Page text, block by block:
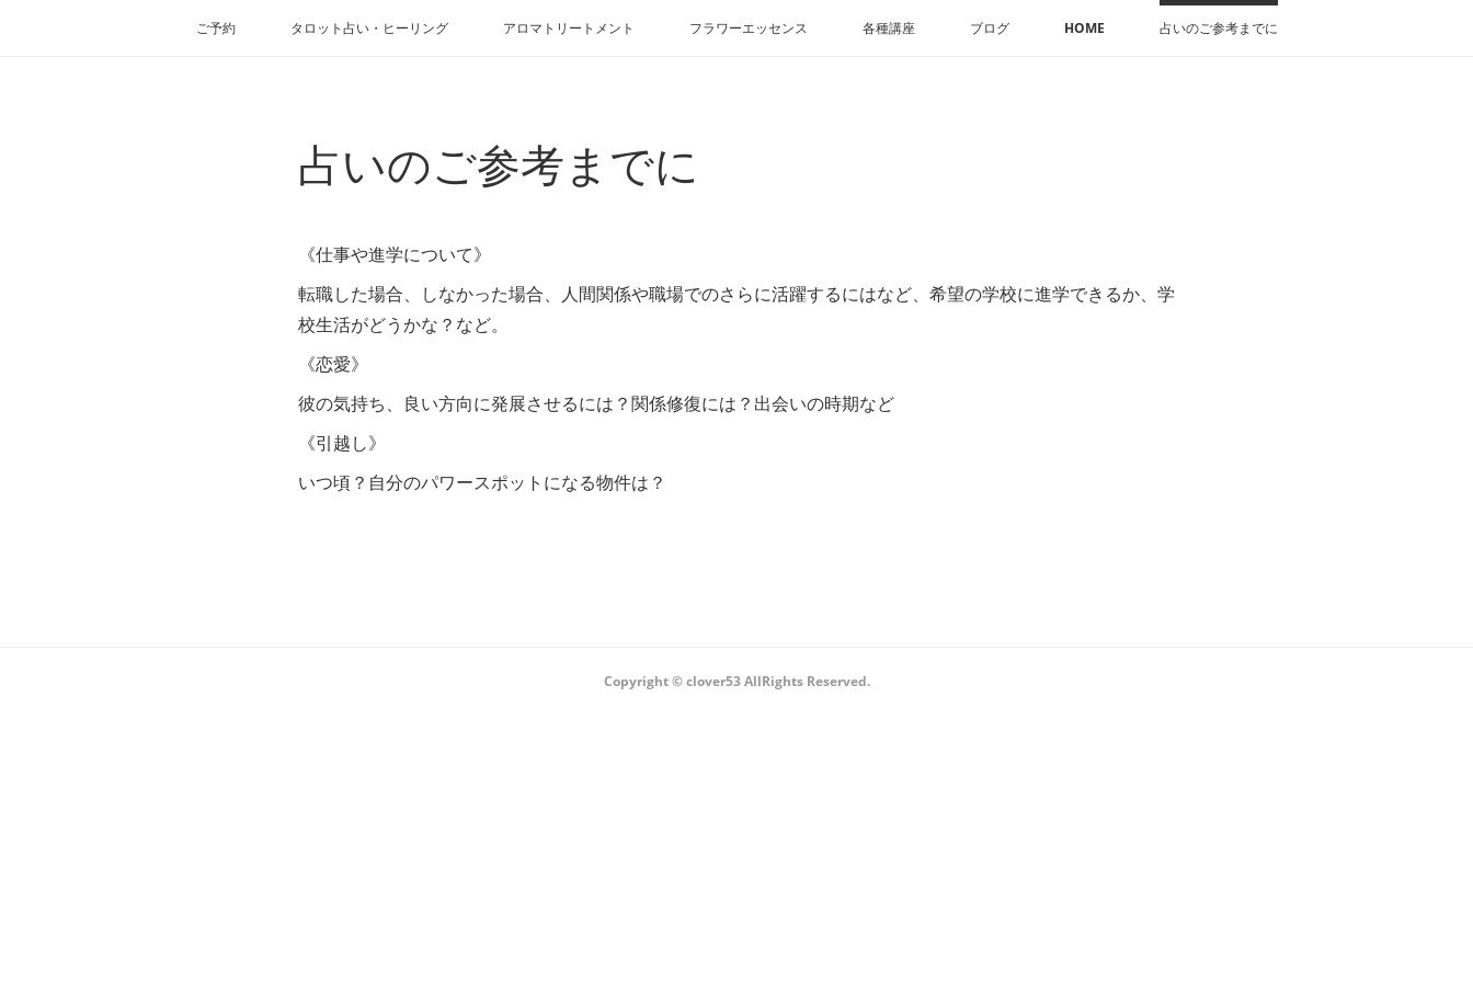
ご予約 タロット占い・ヒーリング アロマトリートメント フラワーエッセンス 各種講座 ブログ HOME 占いのご参考までに
占いのご参考までに
《仕事や進学について》
転職した場合、しなかった場合、人間関係や職場でのさらに活躍するにはなど、希望の学校に進学できるか、学
校生活がどうかな？など。
《恋愛》
彼の気持ち、良い方向に発展させるには？関係修復には？出会いの時期など
《引越し》
いつ頃？自分のパワースポットになる物件は？
Copyright ©︎ clover53 AllRights Reserved.